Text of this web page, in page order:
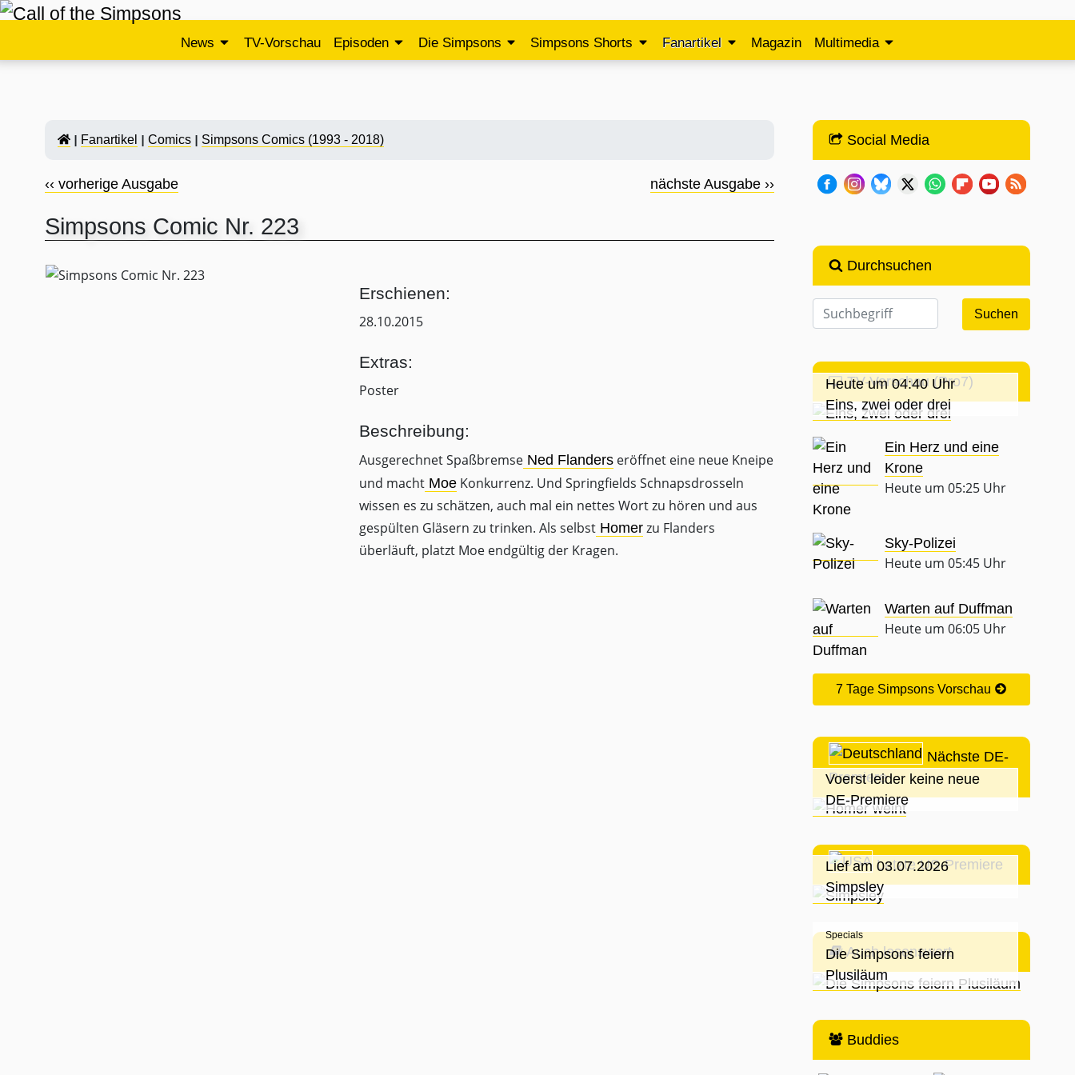
News TV-Vorschau Episoden Die Simpsons Simpsons Shorts Fanartikel Magazin Multimedia
Fanartikel Comics Simpsons Comics (1993 - 2018)
‹‹ vorherige Ausgabe nächste Ausgabe ››
Simpsons Comic Nr. 223
Erschienen:
28.10.2015
Extras:
Poster
Beschreibung:
Ausgerechnet SpaßbremseNed Flanderseröffnet eine neue Kneipe
und machtMoeKonkurrenz. Und Springfields Schnapsdrosseln
wissen es zu schätzen, auch mal ein nettes Wort zu hören und aus
gespülten Gläsern zu trinken. Als selbstHomerzu Flanders
überläuft, platzt Moe endgültig der Kragen.
Social Media
Durchsuchen
TV-Vorschau (Pro7)
Heute um 04:40 Uhr
Eins, zwei oder drei
Ein Herz und eine
Krone
Heute um 05:25 Uhr
Sky-Polizei
Heute um 05:45 Uhr
Warten auf Duffman
Heute um 06:05 Uhr
7 Tage Simpsons Vorschau
Nächste DE-
Premiere
Voerst leider keine neue
DE-Premiere
Letzte US-Premiere
Lief am 03.07.2026
Simpsley
Auch lesenswert
Specials
Die Simpsons feiern
Plusiläum
Buddies